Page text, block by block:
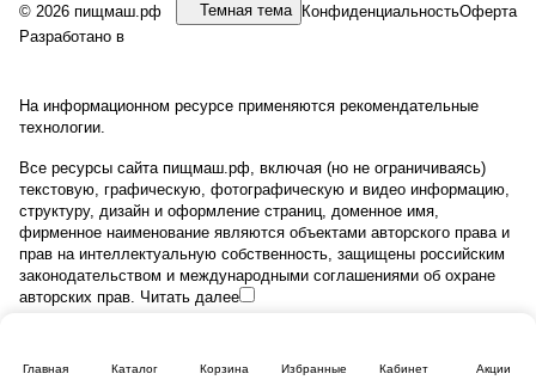
Главная Каталог Корзина Избранные Кабинет Акции
© 2026 пищмаш.рф Темная тема КонфиденциальностьОферта
Разработано в
На информационном ресурсе применяются рекомендательные
технологии.
Все ресурсы сайта пищмаш.рф, включая (но не ограничиваясь)
текстовую, графическую, фотографическую и видео информацию,
структуру, дизайн и оформление страниц, доменное имя,
фирменное наименование являются объектами авторского права и
прав на интеллектуальную собственность, защищены российским
законодательством и международными соглашениями об охране
авторских прав. Читать далее